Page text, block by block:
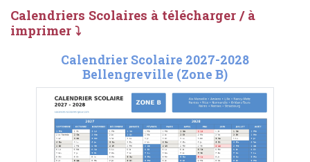
Calendriers Scolaires à télécharger / à
imprimer ⤵
Calendrier Scolaire 2027-2028
Bellengreville (Zone B)